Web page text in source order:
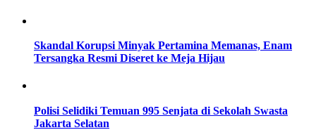
Skandal Korupsi Minyak Pertamina Memanas, Enam
Tersangka Resmi Diseret ke Meja Hijau
Polisi Selidiki Temuan 995 Senjata di Sekolah Swasta
Jakarta Selatan